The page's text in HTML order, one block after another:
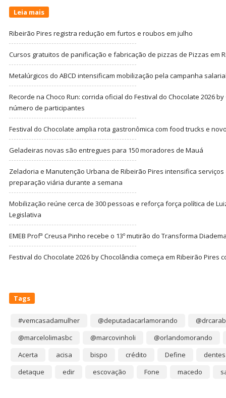
Leia mais
Ribeirão Pires registra redução em furtos e roubos em julho
Cursos gratuitos de panificação e fabricação de pizzas de Pizzas em
Metalúrgicos do ABCD intensificam mobilização pela campanha
Recorde na Choco Run: corrida oficial do Festival do Chocolate 2026
número de participantes
Festival do Chocolate amplia rota gastronômica com food trucks e
Geladeiras novas são entregues para 150 moradores de Mauá
Zeladoria e Manutenção Urbana de Ribeirão Pires intensifica
preparação viária durante a semana
Mobilização reúne cerca de 300 pessoas e reforça força política de
Legislativa
EMEB Profª Creusa Pinho recebe o 13º mutirão do Transforma
Festival do Chocolate 2026 by Chocolândia começa em Ribeirão Pires
Tags
#vemcasadamulher @deputadacarlamorando
@marcelolimasbc
@marcovinholi
@orlandomorando
Acerta
acisa bispo crédito Define
dentes
detaque
edir escovação Fone macedo